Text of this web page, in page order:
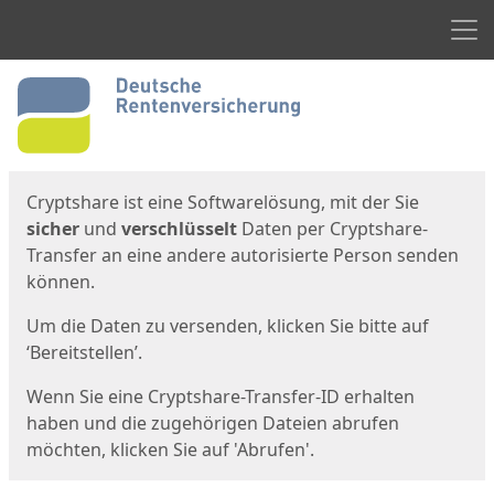
Start
Cryptshare ist eine Softwarelösung, mit der Sie
sicher und verschlüsselt Daten per Cryptshare-
Transfer an eine andere autorisierte Person senden
können.
Um die Daten zu versenden, klicken Sie bitte auf
‘Bereitstellen’.
Wenn Sie eine Cryptshare-Transfer-ID erhalten
haben und die zugehörigen Dateien abrufen
möchten, klicken Sie auf 'Abrufen'.